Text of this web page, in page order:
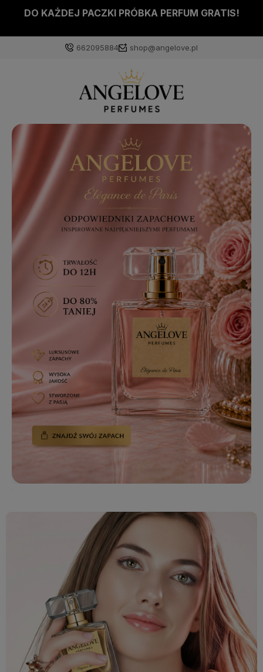
DO KAŻDEJ PACZKI PRÓBKA PERFUM GRATIS!
662095884 shop@angelove.pl